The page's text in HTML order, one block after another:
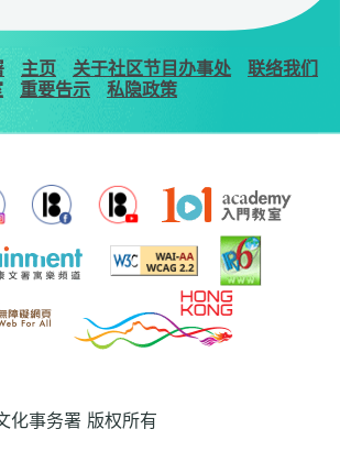
主页 关于社区节目办事处
联络我们
重要告示 私隐政策
事务署 版权所有